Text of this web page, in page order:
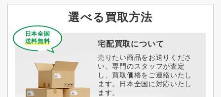
選べる買取方法
宅配買取について
日本全国
送料無料
売りたい商品をお送りくださ
い。専門のスタッフが査定
し、買取価格をご連絡いたし
ます。日本全国に対応いたし
ます。